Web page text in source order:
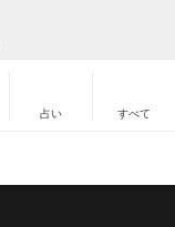
占い すべて